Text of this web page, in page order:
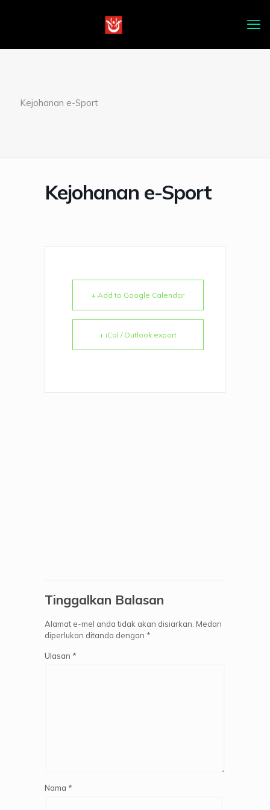
Kejohanan e-Sport
Kejohanan e-Sport
+ Add to Google Calendar
+ iCal / Outlook export
Tinggalkan Balasan
Alamat e-mel anda tidak akan disiarkan. Medan
diperlukan ditanda dengan *
Ulasan *
Nama *